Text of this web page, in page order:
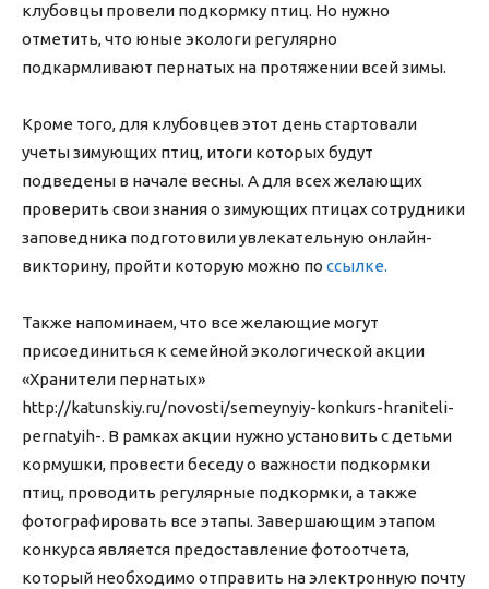
клубовцы провели подкормку птиц. Но нужно
отметить, что юные экологи регулярно
подкармливают пернатых на протяжении всей зимы.
Кроме того, для клубовцев этот день стартовали
учеты зимующих птиц, итоги которых будут
подведены в начале весны. А для всех желающих
проверить свои знания о зимующих птицах сотрудники
заповедника подготовили увлекательную онлайн-
викторину, пройти которую можно по ссылке.
Также напоминаем, что все желающие могут
присоединиться к семейной экологической акции
«Хранители пернатых»
http://katunskiy.ru/novosti/semeynyiy-konkurs-hraniteli-
pernatyih-. В рамках акции нужно установить с детьми
кормушки, провести беседу о важности подкормки
птиц, проводить регулярные подкормки, а также
фотографировать все этапы. Завершающим этапом
конкурса является предоставление фотоотчета,
который необходимо отправить на электронную почту